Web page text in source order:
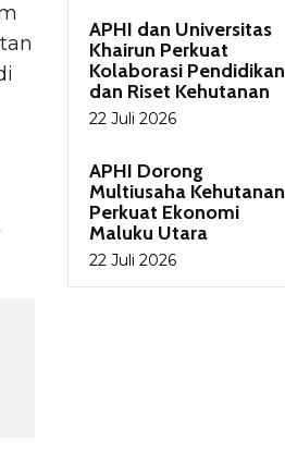
APHI dan Universitas
Khairun Perkuat
Kolaborasi Pendidikan
dan Riset Kehutanan
22 Juli 2026
APHI Dorong
Multiusaha Kehutanan
Perkuat Ekonomi
Maluku Utara
22 Juli 2026